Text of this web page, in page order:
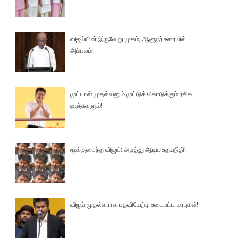
விஜய்யின் இருவேறு முகம்; ஆளுநர் உரையில்
அம்பலம்!
முட்டாள் முதல்வனும் முட்டுக் கொடுக்கும் ரசிக
குஞ்சுகளும்!
மூக்குடைந்த விஜய்; அடித்து ஆடிய உதயநிதி!
விஜய் முதல்வராக பதவியேற்பு; உடைபட்ட மரபுகள்!